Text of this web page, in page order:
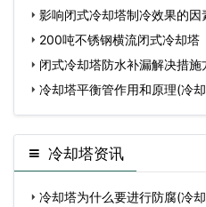
影响闭式冷却塔制冷效果的
原 200吨不锈钢横流闭式冷却塔
闭式冷却塔防水补漏解决措施
冷却塔平衡管作用和原理(冷
冷却塔资讯
冷却塔为什么要进行防腐(冷